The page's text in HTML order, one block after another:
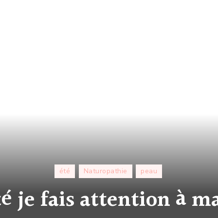
été Naturopathie peau
je fais attention à